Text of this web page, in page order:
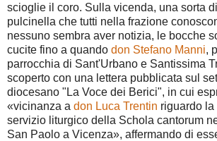
scioglie il coro. Sulla vicenda, una sorta
pulcinella che tutti nella frazione
nessuno sembra aver notizia, le bocche
cucite fino a quando don Stefano Manni,
parrocchia di Sant'Urbano e Santissima
scoperto con una lettera pubblicata sul
diocesano "La Voce dei Berici", in cui
«vicinanza a don Luca Trentin riguardo la
servizio liturgico della Schola cantorum
San Paolo a Vicenza», affermando di